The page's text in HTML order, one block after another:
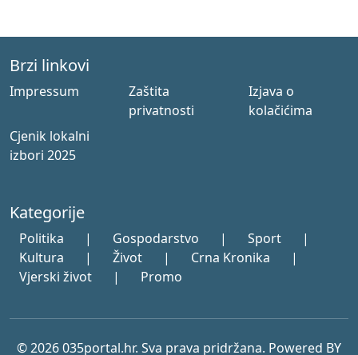
Brzi linkovi
Impressum
Zaštita
privatnosti
Izjava o
kolačićima
Cjenik lokalni
izbori 2025
Kategorije
Politika | Gospodarstvo | Sport
|
Kultura
| Život | Crna Kronika
|
Vjerski život
| Promo
© 2026 035portal.hr. Sva prava pridržana. Powered BY